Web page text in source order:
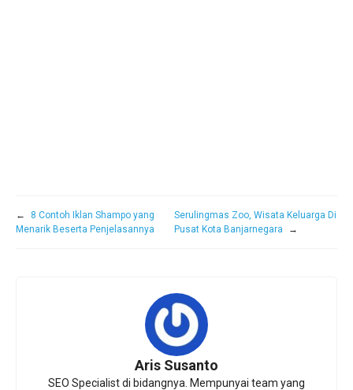
←
8 Contoh Iklan Shampo yang
Menarik Beserta Penjelasannya
Serulingmas Zoo, Wisata Keluarga Di
Pusat Kota Banjarnegara
→
Aris Susanto
SEO Specialist di bidangnya. Mempunyai team yang